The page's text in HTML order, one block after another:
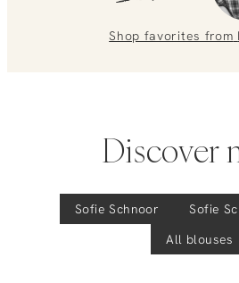
Shop favorites from
Discover
Sofie Schnoor Sofie
All blouses